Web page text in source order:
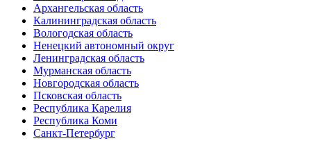
Архангельская область
Калининградская область
Вологодская область
Ненецкий автономный округ
Ленинградская область
Мурманская область
Новгородская область
Псковская область
Республика Карелия
Республика Коми
Санкт-Петербург